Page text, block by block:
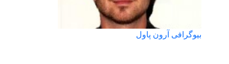
بیوگرافی آرون پاول